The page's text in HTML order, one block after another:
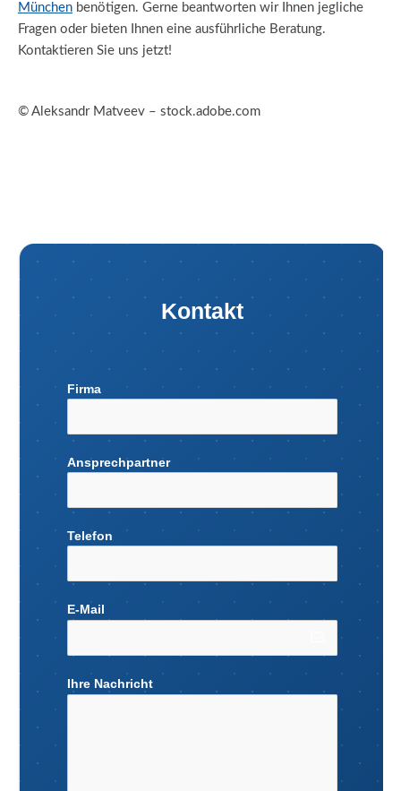
München benötigen. Gerne beantworten wir Ihnen jegliche
Fragen oder bieten Ihnen eine ausführliche Beratung.
Kontaktieren Sie uns jetzt!
© Aleksandr Matveev – stock.adobe.com
Kontakt
Firma
Ansprechpartner
Telefon
E-Mail
Ihre Nachricht